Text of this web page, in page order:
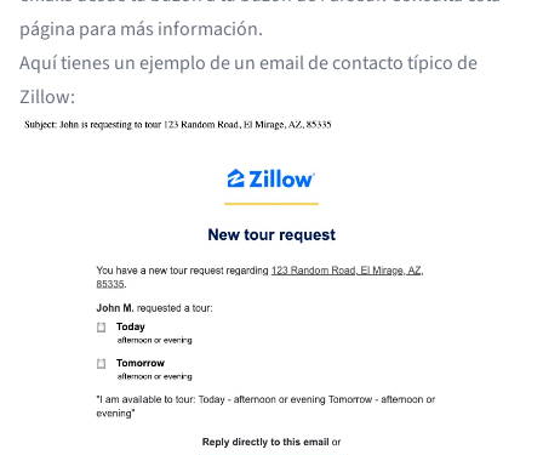
página para más información.
Aquí tienes un ejemplo de un email de contacto típico de
Zillow: